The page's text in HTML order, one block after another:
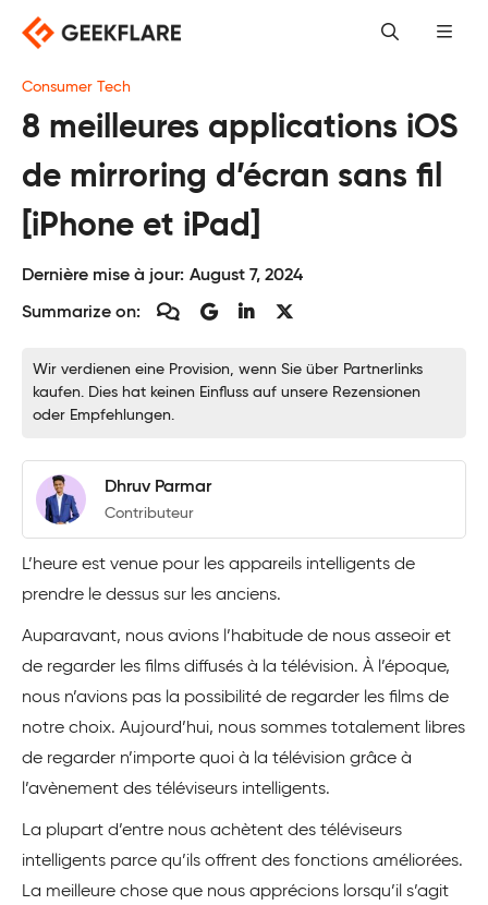
Skip
content
Consumer Tech
8 meilleures applications iOS
de mirroring d’écran sans fil
[iPhone et iPad]
Dernière mise à jour: August 7, 2024
Summarize on:
Wir verdienen eine Provision, wenn Sie über Partnerlinks
kaufen. Dies hat keinen Einfluss auf unsere Rezensionen
oder Empfehlungen.
Dhruv Parmar
Contributeur
L’heure est venue pour les appareils intelligents de
prendre le dessus sur les anciens.
Auparavant, nous avions l’habitude de nous asseoir et
de regarder les films diffusés à la télévision. À l’époque,
nous n’avions pas la possibilité de regarder les films de
notre choix. Aujourd’hui, nous sommes totalement libres
de regarder n’importe quoi à la télévision grâce à
l’avènement des téléviseurs intelligents.
La plupart d’entre nous achètent des téléviseurs
intelligents parce qu’ils offrent des fonctions améliorées.
La meilleure chose que nous apprécions lorsqu’il s’agit